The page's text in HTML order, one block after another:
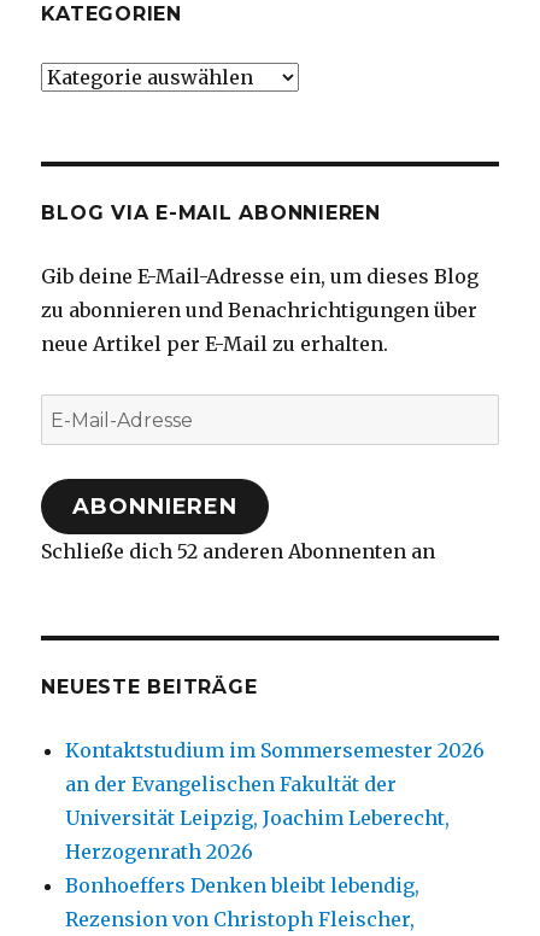
KATEGORIEN
Kategorien
BLOG VIA E-MAIL ABONNIEREN
Gib deine E-Mail-Adresse ein, um dieses Blog
zu abonnieren und Benachrichtigungen über
neue Artikel per E-Mail zu erhalten.
E-
Mail-
Adresse
ABONNIEREN
Schließe dich 52 anderen Abonnenten an
NEUESTE BEITRÄGE
Kontaktstudium im Sommersemester 2026
an der Evangelischen Fakultät der
Universität Leipzig, Joachim Leberecht,
Herzogenrath 2026
Bonhoeffers Denken bleibt lebendig,
Rezension von Christoph Fleischer,